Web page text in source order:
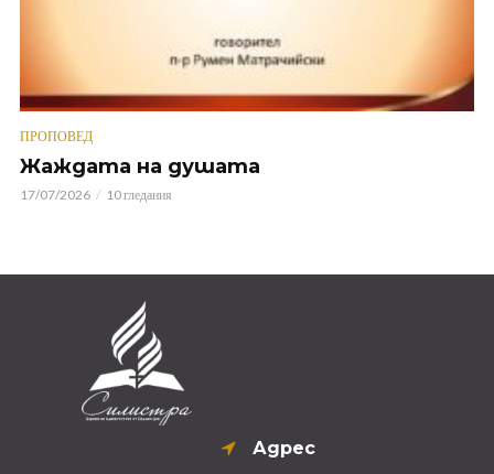
ПРОПОВЕД
Жаждата на душата
17/07/2026 10 гледания
Адрес